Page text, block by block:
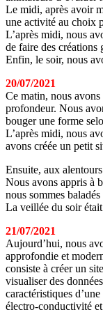
Le midi, après avoir
une activité au choix
L’après midi, nous
de faire des créations
Enfin, le soir, nous
20/07/2021
Ce matin, nous
profondeur. Nous
bouger une forme
L’après midi, nous
avons créée un petit
Ensuite, aux
Nous avons appris à
nous sommes
La veillée du soir
21/07/2021
Aujourd’hui, nous
approfondie et
consiste à créer un
visualiser des
caractéristiques
électro-conductivité